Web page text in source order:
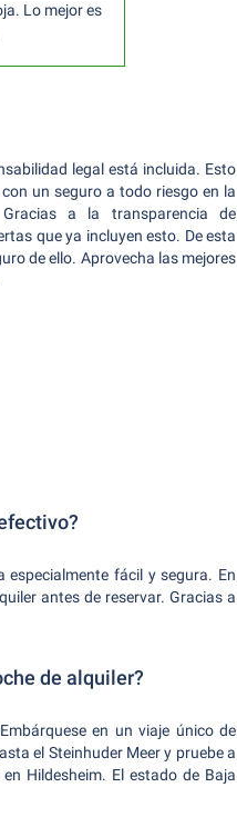
Lo mejor es
legal está incluida. Esto
un seguro a todo riesgo en la
a la transparencia de
que ya incluyen esto. De esta
de ello. Aprovecha las mejores
fácil y segura. En
antes de reservar. Gracias a
de alquiler?
en un viaje único de
el Steinhuder Meer y pruebe a
Hildesheim. El estado de Baja